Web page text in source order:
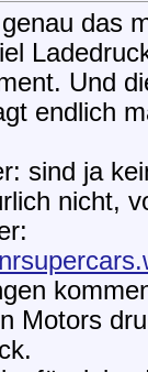
das
Und
endlich
sind ja
nicht,
Motors